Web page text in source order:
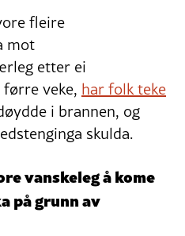
fleire
mot
etter ei
veke, har folk teke
i brannen, og
skulda.
vanskeleg å kome
på grunn av